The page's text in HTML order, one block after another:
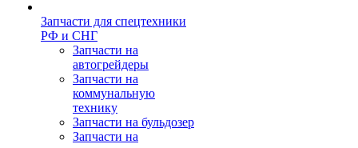
Запчасти для спецтехники
РФ и СНГ
Запчасти на
автогрейдеры
Запчасти на
коммунальную
технику
Запчасти на бульдозер
Запчасти на